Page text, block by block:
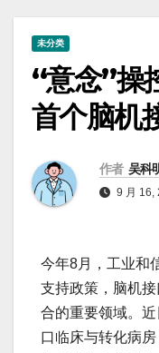
未分类
“意念”操
首个脑机
作者 吴科
9 月 16,
今年8月，工业和
支持政策，脑机
合的重要领域。
口临床与转化病